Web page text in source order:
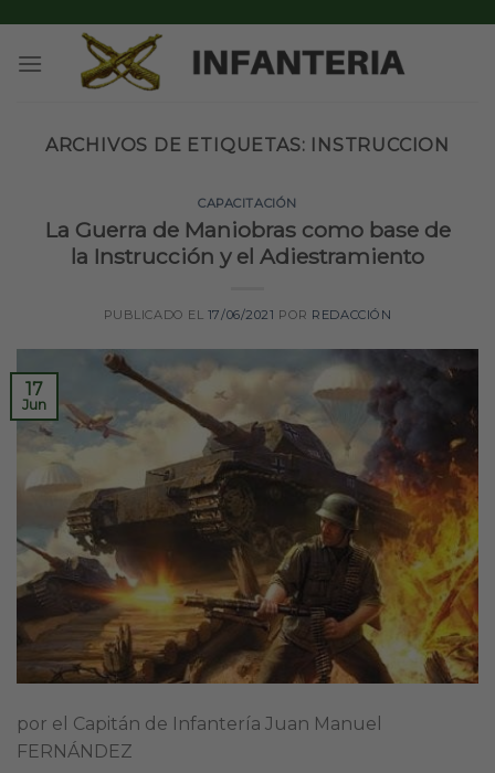
content
ARCHIVOS DE ETIQUETAS: INSTRUCCION
CAPACITACIÓN
La Guerra de Maniobras como base de
la Instrucción y el Adiestramiento
PUBLICADO EL 17/06/2021 POR REDACCIÓN
17
Jun
por el Capitán de Infantería Juan Manuel
FERNÁNDEZ